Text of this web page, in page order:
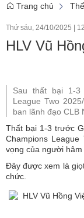
Trang chủ
Thứ sáu, 24/10/2025 |
HLV Vũ
Sau thất bại 1-3
League Two
ban lãnh đạo CLB
Thất bại 1-3 trước
Champions
vọng của người
Đây được xem là
chức.